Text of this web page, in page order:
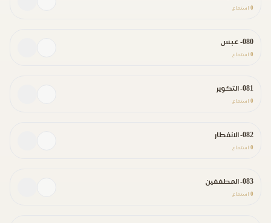
0 استماع
080- عبس
0 استماع
081- التكوير
0 استماع
082- الانفطار
0 استماع
083- المطففين
0 استماع